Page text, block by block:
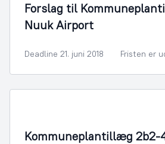
Forslag til
Nuuk Airport
Deadline 21. juni 2018 Fristen er
Kommuneplantillæg 2b2-